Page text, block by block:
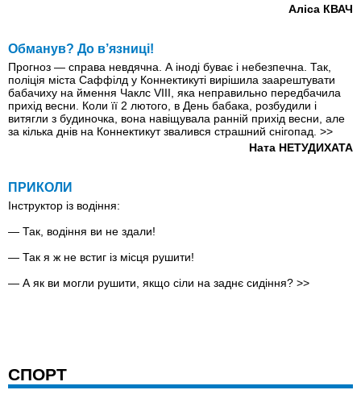
Аліса КВАЧ
Обманув? До в’язниці!
Прогноз — справа невдячна. А іноді буває і небезпечна. Так,
поліція міста Саффілд у Коннектикуті вирішила заарештувати
бабачиху на ймення Чаклс VIII, яка неправильно передбачила
прихід весни. Коли її 2 лютого, в День бабака, розбудили і
витягли з будиночка, вона навіщувала ранній прихід весни, але
за кілька днів на Коннектикут звалився страшний снігопад. >>
Ната НЕТУДИХАТА
ПРИКОЛИ
Інструктор iз водiння:
— Так, водіння ви не здали!
— Так я ж не встиг iз місця рушити!
— А як ви могли рушити, якщо сіли на заднє сидіння? >>
СПОРТ